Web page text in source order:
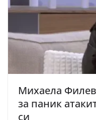
Михаела
за паник
си